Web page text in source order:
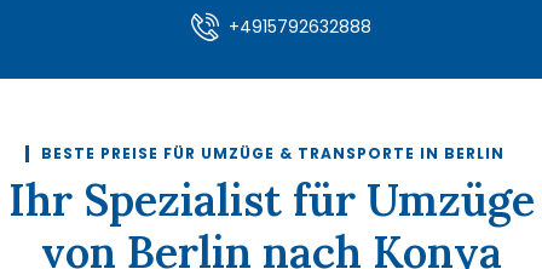
+4915792632888
BESTE PREISE FÜR UMZÜGE & TRANSPORTE IN BERLIN
Ihr Spezialist für Umzüge
von Berlin nach Konya